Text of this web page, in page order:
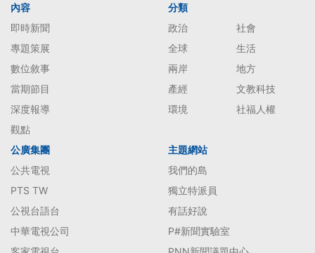
內容
即時新聞
專題策展
數位敘事
當期節目
深度報導
觀點
分類
政治
社會
全球
生活
兩岸
地方
產經
文教科技
環境
社福人權
公廣集團
公共電視
PTS TW
公視台語台
中華電視公司
主題網站
我們的島
獨立特派員
有話好說
P#新聞實驗室